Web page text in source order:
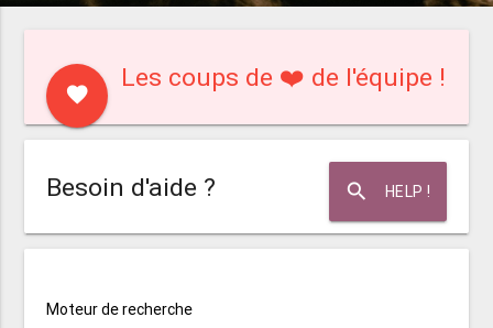
favorite
Les coups de ❤️ de l'équipe !
search HELP !
Besoin d'aide ?
Moteur de recherche